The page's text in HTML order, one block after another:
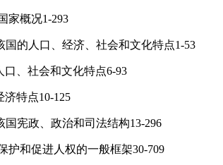
家概况1-293
国的人口、经济、社会和文化特点1-53
口、社会和文化特点6-93
济特点10-125
国宪政、政治和司法结构13-296
护和促进人权的一般框架30-709